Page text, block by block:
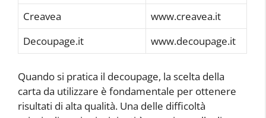
Creavea
www.creavea.it
Decoupage.it
www.decoupage.it
Quando si pratica il decoupage, la scelta della
carta da utilizzare è fondamentale per ottenere
risultati di alta qualità. Una delle difficoltà